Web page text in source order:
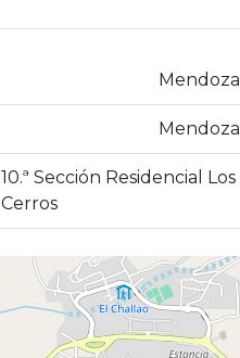
Mendoza
Mendoza
10.ª Sección Residencial Los
Cerros